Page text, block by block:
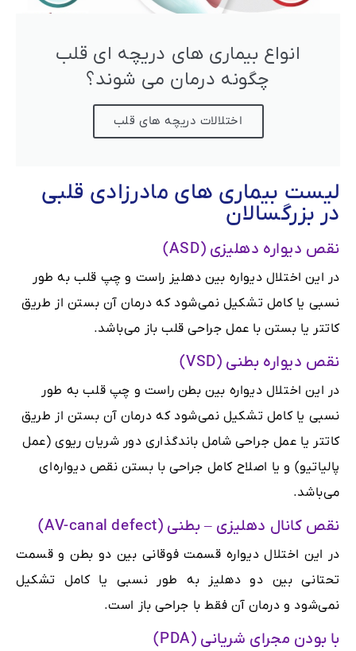
انواع بیماری های دریچه ای قلب
چگونه درمان می شوند؟
اختلالات دریچه های قلب
لیست بیماری های مادرزادی قلبی
در بزرگسالان
نقص دیواره دهلیزی (ASD)
در این اختلال دیواره بین دهلیز راست و چپ قلب به طور
نسبی یا کامل تشکیل نمی‌شود که درمان آن بستن از طریق
کاتتر یا بستن با عمل جراحی قلب باز می‌باشد.
نقص دیواره بطنی (VSD)
در این اختلال دیواره بین بطن راست و چپ قلب به طور
نسبی یا کامل تشکیل نمی‌شود که درمان آن بستن از طریق
کاتتر یا عمل جراحی شامل باندگذاری دور شریان ریوی (عمل
پالیاتیو) و یا اصلاح کامل جراحی با بستن نقص دیواره‌ای
می‌باشد.
نقص کانال دهلیزی – بطنی (AV-canal defect)
در این اختلال دیواره قسمت فوقانی بین دو بطن و قسمت
تحتانی بین دو دهلیز به طور نسبی یا کامل تشکیل
نمی‌شود و درمان آن فقط با جراحی باز است.
با بودن مجرای شریانی (PDA)